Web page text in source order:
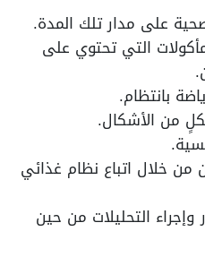
على مدار تلك المدة.
التي تحتوي على
بانتظام.
من الأشكال.
من خلال اتباع نظام غذائي
وإجراء التحليلات من حين